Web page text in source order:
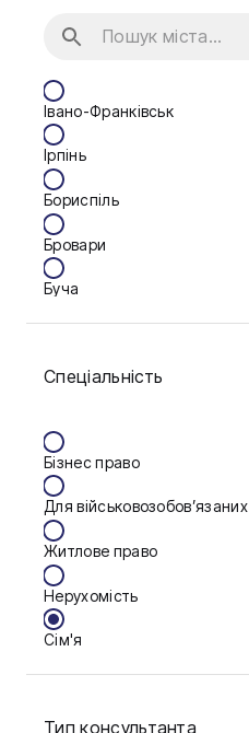
Івано-Франківськ
Ірпінь
Бориспіль
Бровари
Буча
Васильків
Запоріжжя
Калуш
Кам'янське
Краматорськ
Кременчук
Спеціальність
Бізнес право
Для військовозобов’язаних
Житлове право
Нерухомість
Сім'я
Тип консультанта